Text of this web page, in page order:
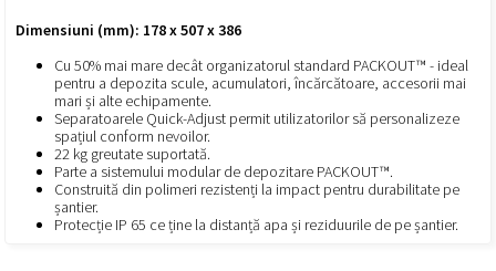
Dimensiuni (mm): 178 x 507 x 386
Cu 50% mai mare decât organizatorul standard PACKOUT™ - ideal
pentru a depozita scule, acumulatori, încărcătoare, accesorii mai
mari și alte echipamente.
Separatoarele Quick-Adjust permit utilizatorilor să personalizeze
spațiul conform nevoilor.
22 kg greutate suportată.
Parte a sistemului modular de depozitare PACKOUT™.
Construită din polimeri rezistenți la impact pentru durabilitate pe
șantier.
Protecție IP 65 ce ține la distanță apa și reziduurile de pe șantier.